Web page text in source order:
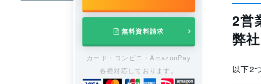
無料資料請求
カード・コンビニ・AmazonPay
各種対応しております。
2営
弊
以下2